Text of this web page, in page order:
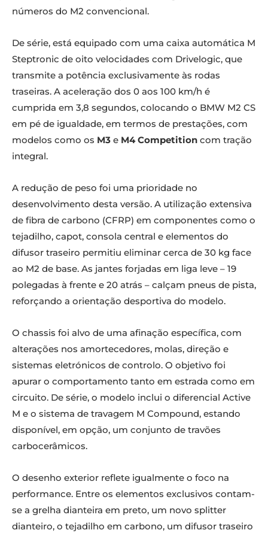
números do M2 convencional.
De série, está equipado com uma caixa automática M
Steptronic de oito velocidades com Drivelogic, que
transmite a potência exclusivamente às rodas
traseiras. A aceleração dos 0 aos 100 km/h é
cumprida em 3,8 segundos, colocando o BMW M2 CS
em pé de igualdade, em termos de prestações, com
modelos como os M3 e M4 Competition com tração
integral.
A redução de peso foi uma prioridade no
desenvolvimento desta versão. A utilização extensiva
de fibra de carbono (CFRP) em componentes como o
tejadilho, capot, consola central e elementos do
difusor traseiro permitiu eliminar cerca de 30 kg face
ao M2 de base. As jantes forjadas em liga leve – 19
polegadas à frente e 20 atrás – calçam pneus de pista,
reforçando a orientação desportiva do modelo.
O chassis foi alvo de uma afinação específica, com
alterações nos amortecedores, molas, direção e
sistemas eletrónicos de controlo. O objetivo foi
apurar o comportamento tanto em estrada como em
circuito. De série, o modelo inclui o diferencial Active
M e o sistema de travagem M Compound, estando
disponível, em opção, um conjunto de travões
carbocerâmicos.
O desenho exterior reflete igualmente o foco na
performance. Entre os elementos exclusivos contam-
se a grelha dianteira em preto, um novo splitter
dianteiro, o tejadilho em carbono, um difusor traseiro